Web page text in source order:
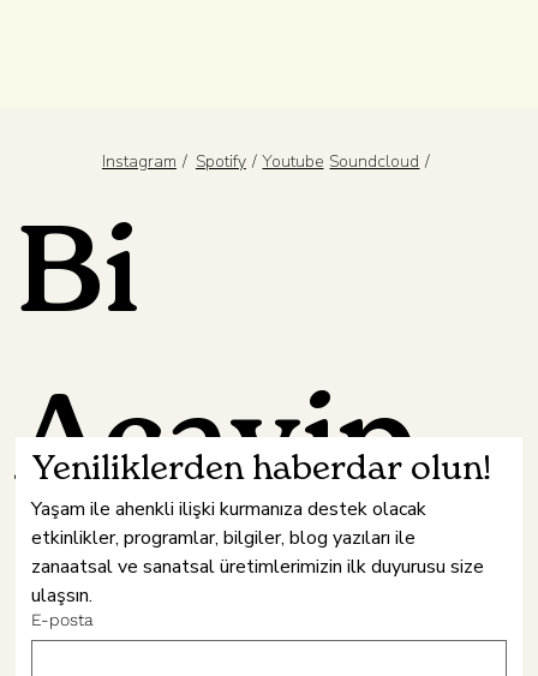
Instagram / Spotify /
Youtube
/ Soundcloud
Bi
Acayip
Hâne
Yeniliklerden haberdar olun!
Yaşam ile ahenkli ilişki kurmanıza destek olacak
etkinlikler, programlar, bilgiler, blog yazıları ile
zanaatsal ve sanatsal üretimlerimizin ilk duyurusu size
ulaşsın.
E-posta